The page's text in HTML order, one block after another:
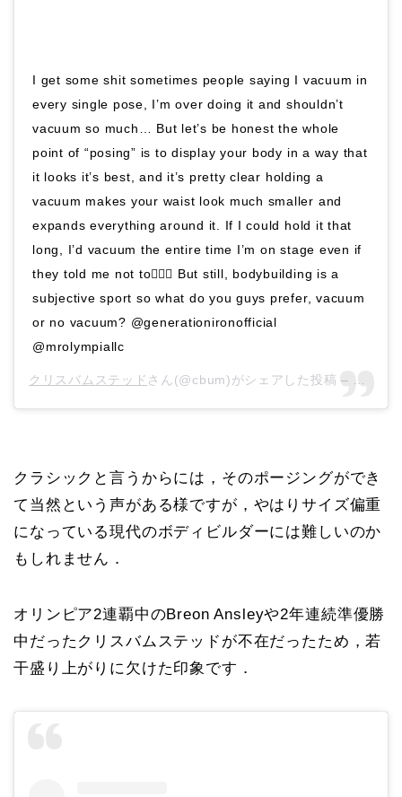
I get some shit sometimes people saying I vacuum in
every single pose, I’m over doing it and shouldn’t
vacuum so much… But let’s be honest the whole
point of “posing” is to display your body in a way that
it looks it’s best, and it’s pretty clear holding a
vacuum makes your waist look much smaller and
expands everything around it. If I could hold it that
long, I’d vacuum the entire time I’m on stage even if
they told me not to🤷🏻‍♀️ But still, bodybuilding is a
subjective sport so what do you guys prefer, vacuum
or no vacuum? @generationironofficial
@mrolympiallc
クリスバムステッド さん(@cbum)がシェアした投稿 –
クラシックと言うからには，そのポージングができ
て当然という声がある様ですが，やはりサイズ偏重
になっている現代のボディビルダーには難しいのか
もしれません．
オリンピア2連覇中のBreon Ansleyや2年連続準優勝
中だったクリスバムステッドが不在だったため，若
干盛り上がりに欠けた印象です．